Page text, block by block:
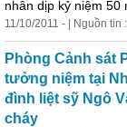
nhân dịp kỷ niệm 50
11/10/2011 - | Nguồn tin
Phòng Cảnh sát
tưởng niệm tại
đình liệt sỹ Ngô
cháy